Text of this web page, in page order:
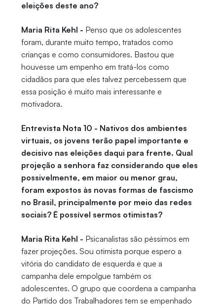
eleições deste ano?
Maria Rita Kehl - Penso que os adolescentes
foram, durante muito tempo, tratados como
crianças e como consumidores. Bastou que
houvesse um empenho em tratá-los como
cidadãos para que eles talvez percebessem que
essa posição é muito mais interessante e
motivadora.
Entrevista Nota 10 - Nativos dos ambientes
virtuais, os jovens terão papel importante e
decisivo nas eleições daqui para frente. Qual
projeção a senhora faz considerando que eles
possivelmente, em maior ou menor grau,
foram expostos às novas formas de fascismo
no Brasil, principalmente por meio das redes
sociais? É possível sermos otimistas?
Maria Rita Kehl - Psicanalistas são péssimos em
fazer projeções. Sou otimista porque espero a
vitória do candidato de esquerda e que a
campanha dele empolgue também os
adolescentes. O grupo que coordena a campanha
do Partido dos Trabalhadores tem se empenhado